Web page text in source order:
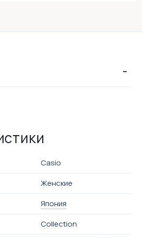
-
Casio
Женские
Япония
Collection